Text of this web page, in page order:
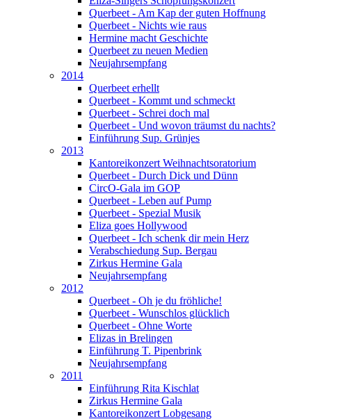
Querbeet - Am Kap der guten Hoffnung
Querbeet - Nichts wie raus
Hermine macht Geschichte
Querbeet zu neuen Medien
Neujahrsempfang
2014
Querbeet erhellt
Querbeet - Kommt und schmeckt
Querbeet - Schrei doch mal
Querbeet - Und wovon träumst du nachts?
Einführung Sup. Grünjes
2013
Kantoreikonzert Weihnachtsoratorium
Querbeet - Durch Dick und Dünn
CircO-Gala im GOP
Querbeet - Leben auf Pump
Querbeet - Spezial Musik
Eliza goes Hollywood
Querbeet - Ich schenk dir mein Herz
Verabschiedung Sup. Bergau
Zirkus Hermine Gala
Neujahrsempfang
2012
Querbeet - Oh je du fröhliche!
Querbeet - Wunschlos glücklich
Querbeet - Ohne Worte
Elizas in Brelingen
Einführung T. Pipenbrink
Neujahrsempfang
2011
Einführung Rita Kischlat
Zirkus Hermine Gala
Kantoreikonzert Lobgesang